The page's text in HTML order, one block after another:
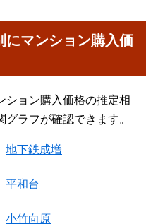
にマンション購入価
ション購入価格の推定相
ラフが確認できます。
地下鉄成増
平和台
小竹向原